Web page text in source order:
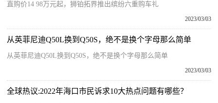
直购价14 98万元起，狮铂拓界推出缤纷六重购车礼
2023/03/03
从英菲尼迪Q50L换到Q50S，绝不是换个字母那么简单
从英菲尼迪Q50L换到Q50S，绝不是换个字母那么简单
2023/03/03
全球热议:2022年海口市民诉求10大热点问题有哪些？